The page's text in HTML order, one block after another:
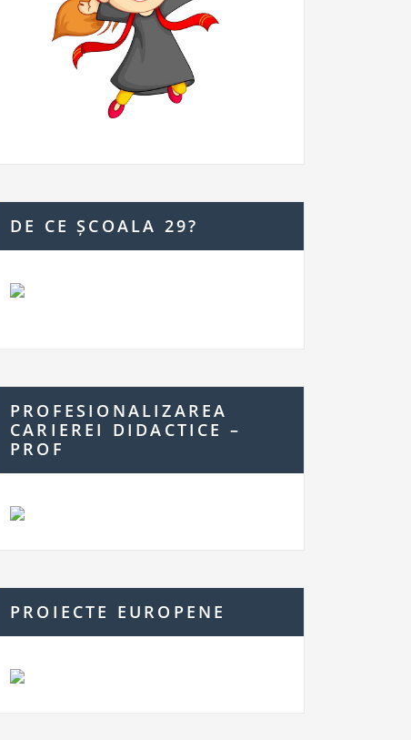
DE CE ȘCOALA 29?
PROFESIONALIZAREA
CARIEREI DIDACTICE –
PROF
PROIECTE EUROPENE